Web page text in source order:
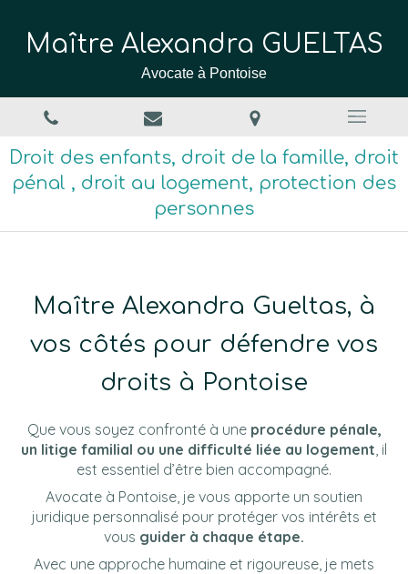
Maître Alexandra GUELTAS
Avocate à Pontoise
Droit des enfants, droit de la famille, droit
pénal , droit au logement, protection des
personnes
Maître Alexandra Gueltas, à
vos côtés pour défendre vos
droits à Pontoise
Que vous soyez confronté à une procédure pénale,
un litige familial ou une difficulté liée au logement, il
est essentiel d’être bien accompagné.
Avocate à Pontoise, je vous apporte un soutien
juridique personnalisé pour protéger vos intérêts et
vous guider à chaque étape.
Avec une approche humaine et rigoureuse, je mets